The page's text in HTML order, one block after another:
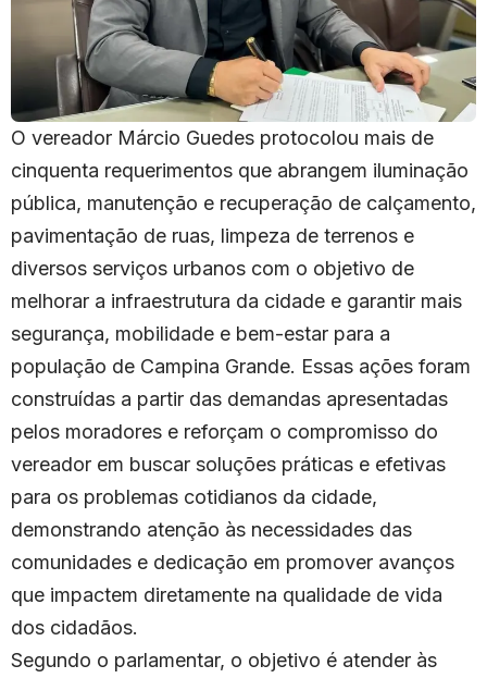
O vereador Márcio Guedes protocolou mais de
cinquenta requerimentos que abrangem iluminação
pública, manutenção e recuperação de calçamento,
pavimentação de ruas, limpeza de terrenos e
diversos serviços urbanos com o objetivo de
melhorar a infraestrutura da cidade e garantir mais
segurança, mobilidade e bem-estar para a
população de Campina Grande. Essas ações foram
construídas a partir das demandas apresentadas
pelos moradores e reforçam o compromisso do
vereador em buscar soluções práticas e efetivas
para os problemas cotidianos da cidade,
demonstrando atenção às necessidades das
comunidades e dedicação em promover avanços
que impactem diretamente na qualidade de vida
dos cidadãos.
Segundo o parlamentar, o objetivo é atender às